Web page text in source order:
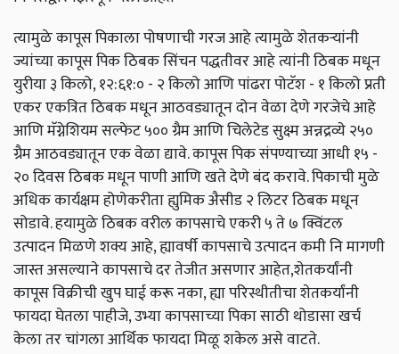
त्यामुळे कापूस पिकाला पोषणाची गरज आहे त्यामुळे शेतकऱ्यांनी
ज्यांच्या कापूस पिक ठिबक सिंचन पद्धतीवर आहे त्यांनी ठिबक मधून
युरीया ३ किलो, १२:६१:० - २ किलो आणि पांढरा पोटॅश - १ किलो प्रती
एकर एकत्रित ठिबक मधून आठवड्यातून दोन वेळा देणे गरजेचे आहे
आणि मॅग्नेशियम सल्फेट ५०० ग्रैम आणि चिलेटेड सुक्ष्म अन्नद्रव्ये २५०
ग्रैम आठवड्यातून एक वेळा द्यावे. कापूस पिक संपण्याच्या आधी १५ -
२० दिवस ठिबक मधून पाणी आणि खते देणे बंद करावे. पिकाची मुळे
अधिक कार्यक्षम होणेकरीता ह्युमिक अैसीड २ लिटर ठिबक मधून
सोडावे. हयामुळे ठिबक वरील कापसाचे एकरी ५ ते ७ क्विंटल
उत्पादन मिळणे शक्य आहे, ह्यावर्षी कापसाचे उत्पादन कमी नि मागणी
जास्त असल्याने कापसाचे दर तेजीत असणार आहेत,शेतकर्यांनी
कापूस विक्रीची खुप घाई करू नका, ह्या परिस्थीतीचा शेतकर्यांनी
फायदा घेतला पाहीजे, उभ्या कापसाच्या पिका साठी थोडासा खर्च
केला तर चांगला आर्थिक फायदा मिळू शकेल असे वाटते.